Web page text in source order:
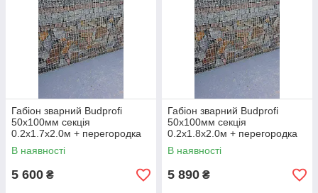
Габіон зварний Budprofi
50х100мм секція
0.2х1.7х2.0м + перегородка
оцинкований для огорожі
В наявності
5 600 ₴
Габіон зварний Budprofi
50х100мм секція
0.2х1.8х2.0м + перегородка
оцинкований для огорожі
В наявності
5 890 ₴